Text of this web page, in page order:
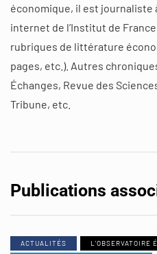
économique, il est journaliste
internet de l’Institut de
rubriques de littérature
pages, etc.). Autres
Échanges, Revue des
Tribune, etc.
Publications
ACTUALITÉS
L'OBSERVATOIRE